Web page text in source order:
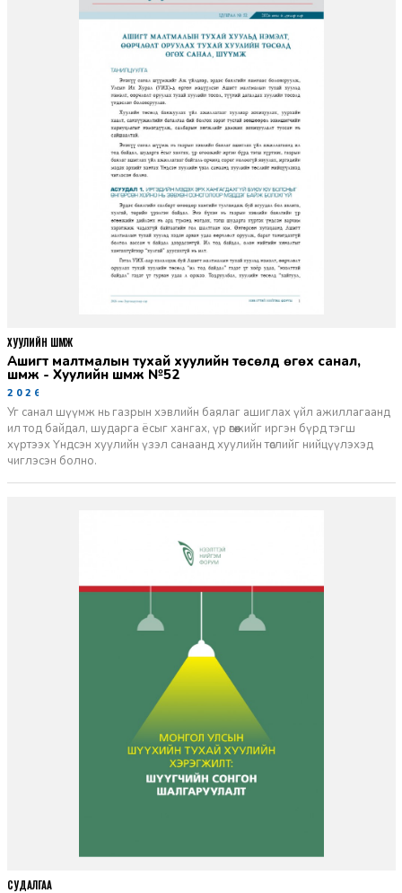
Ашигт малтмалын тухай хуулийн төсөлд өгөх санал,
шүүмж - Хуулийн шүүмж №52
2026-06-29
Уг санал шүүмж нь газрын хэвлийн баялаг ашиглах үйл ажиллагаанд
ил тод байдал, шударга ёсыг хангах, үр өгөөжийг иргэн бүрд тэгш
хүртээх Үндсэн хуулийн үзэл санаанд хуулийн төслийг нийцүүлэхэд
чиглэсэн болно.
ХУУЛИЙН ШҮҮМЖ
СУДАЛГАА